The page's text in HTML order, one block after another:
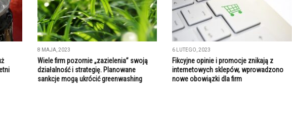
8 MAJA, 2023
Wiele firm pozornie „zazielenia” swoją
działalność i strategię. Planowane
sankcje mogą ukrócić greenwashing
6 LUTEGO, 2023
Fikcyjne opinie i promocje znikają z
internetowych sklepów, wprowadzono
nowe obowiązki dla firm